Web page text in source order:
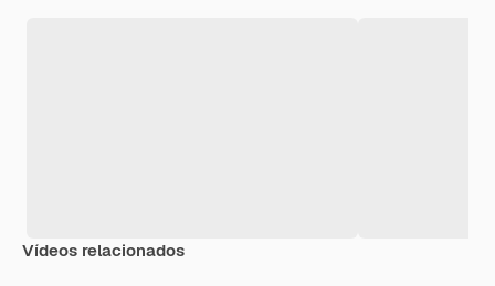
Vídeos relacionados